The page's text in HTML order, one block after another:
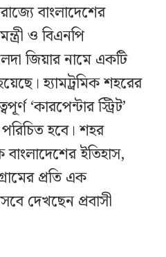
বাংলাদেশের
ও বিএনপি
জিয়ার নামে একটি
হ্যামট্রমিক শহরের
‘কারপেন্টার স্ট্রিট’
হবে। শহর
বাংলাদেশের ইতিহাস,
প্রতি এক
দেখছেন প্রবাসী